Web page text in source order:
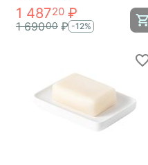
1 48720 ₽
1 69000 ₽ -12%